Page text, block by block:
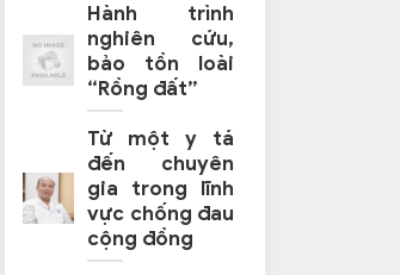
Hành trình
nghiên cứu,
bảo tồn loài
“Rồng đất”
Từ một y tá
đến chuyên
gia trong lĩnh
vực chống đau
cộng đồng